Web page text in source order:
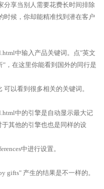
分享当别人需要花费长时间排除
时候，你却能精准找到潜在客户
中输入产品关键词。点"英文
"，在这里你能看到国外的同行是
以看到很多相关的关键词。
中的引擎是自动显示最大记
于其他的引擎也也是同样的设
中进行设置。
gifts" 产生的结果是不一样的。